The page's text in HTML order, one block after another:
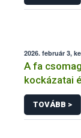
2026. február 3,
A fa
kockázatai
TOVÁBB >